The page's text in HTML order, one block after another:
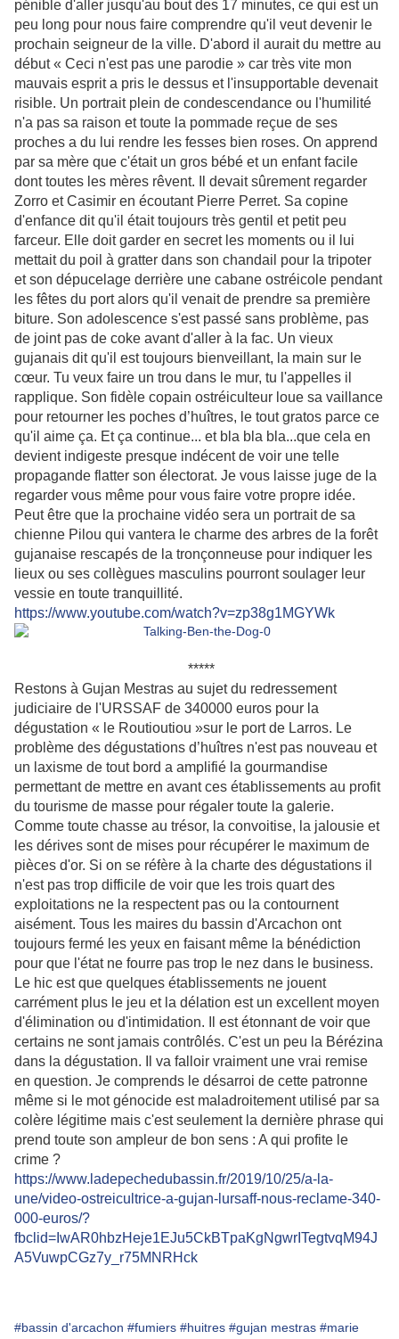
pénible d'aller jusqu'au bout des 17 minutes, ce qui est un
peu long pour nous faire comprendre qu'il veut devenir le
prochain seigneur de la ville. D'abord il aurait du mettre au
début « Ceci n'est pas une parodie » car très vite mon
mauvais esprit a pris le dessus et l'insupportable devenait
risible. Un portrait plein de condescendance ou l'humilité
n'a pas sa raison et toute la pommade reçue de ses
proches a du lui rendre les fesses bien roses. On apprend
par sa mère que c'était un gros bébé et un enfant facile
dont toutes les mères rêvent. Il devait sûrement regarder
Zorro et Casimir en écoutant Pierre Perret. Sa copine
d'enfance dit qu'il était toujours très gentil et petit peu
farceur. Elle doit garder en secret les moments ou il lui
mettait du poil à gratter dans son chandail pour la tripoter
et son dépucelage derrière une cabane ostréicole pendant
les fêtes du port alors qu'il venait de prendre sa première
biture. Son adolescence s'est passé sans problème, pas
de joint pas de coke avant d'aller à la fac. Un vieux
gujanais dit qu'il est toujours bienveillant, la main sur le
cœur. Tu veux faire un trou dans le mur, tu l'appelles il
rapplique. Son fidèle copain ostréiculteur loue sa vaillance
pour retourner les poches d’huîtres, le tout gratos parce ce
qu'il aime ça. Et ça continue... et bla bla bla...que cela en
devient indigeste presque indécent de voir une telle
propagande flatter son électorat. Je vous laisse juge de la
regarder vous même pour vous faire votre propre idée.
Peut être que la prochaine vidéo sera un portrait de sa
chienne Pilou qui vantera le charme des arbres de la forêt
gujanaise rescapés de la tronçonneuse pour indiquer les
lieux ou ses collègues masculins pourront soulager leur
vessie en toute tranquillité.
https://www.youtube.com/watch?v=zp38g1MGYWk
*****
Restons à Gujan Mestras au sujet du redressement
judiciaire de l'URSSAF de 340000 euros pour la
dégustation « le Routioutiou »sur le port de Larros. Le
problème des dégustations d’huîtres n'est pas nouveau et
un laxisme de tout bord a amplifié la gourmandise
permettant de mettre en avant ces établissements au profit
du tourisme de masse pour régaler toute la galerie.
Comme toute chasse au trésor, la convoitise, la jalousie et
les dérives sont de mises pour récupérer le maximum de
pièces d'or. Si on se réfère à la charte des dégustations il
n'est pas trop difficile de voir que les trois quart des
exploitations ne la respectent pas ou la contournent
aisément. Tous les maires du bassin d'Arcachon ont
toujours fermé les yeux en faisant même la bénédiction
pour que l'état ne fourre pas trop le nez dans le business.
Le hic est que quelques établissements ne jouent
carrément plus le jeu et la délation est un excellent moyen
d'élimination ou d'intimidation. Il est étonnant de voir que
certains ne sont jamais contrôlés. C'est un peu la Bérézina
dans la dégustation. Il va falloir vraiment une vrai remise
en question. Je comprends le désarroi de cette patronne
même si le mot génocide est maladroitement utilisé par sa
colère légitime mais c'est seulement la dernière phrase qui
prend toute son ampleur de bon sens : A qui profite le
crime ?
https://www.ladepechedubassin.fr/2019/10/25/a-la-
une/video-ostreicultrice-a-gujan-lursaff-nous-reclame-340-
000-euros/?
fbclid=IwAR0hbzHeje1EJu5CkBTpaKgNgwrITegtvqM94J
A5VuwpCGz7y_r75MNRHck
#bassin d'arcachon #fumiers #huitres #gujan mestras #marie